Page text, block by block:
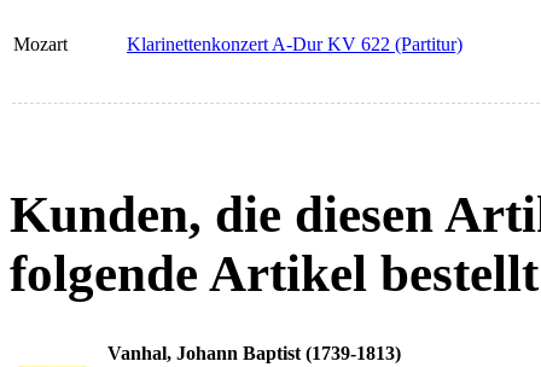
Mozart Klarinettenkonzert A-Dur KV 622 (Partitur)
Kunden, die diesen
folgende Artikel
Vanhal, Johann Baptist (1739-1813)